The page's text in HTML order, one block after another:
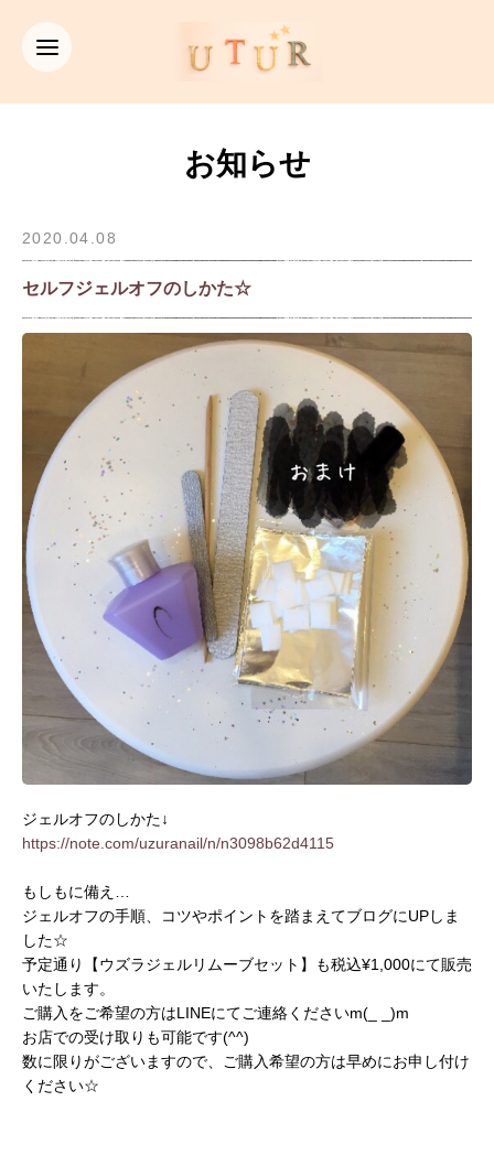
お知らせ
2020.04.08
セルフジェルオフのしかた☆
ジェルオフのしかた↓
https://note.com/uzuranail/n/n3098b62d4115
もしもに備え…
ジェルオフの手順、コツやポイントを踏まえてブログにUPしま
した☆
予定通り【ウズラジェルリムーブセット】も税込¥1,000にて販売
いたします。
ご購入をご希望の方はLINEにてご連絡くださいm(_ _)m
お店での受け取りも可能です(^^)
数に限りがございますので、ご購入希望の方は早めにお申し付け
ください☆